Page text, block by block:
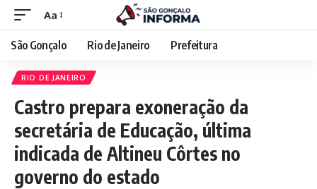
Aa
São Gonçalo Rio de Janeiro Prefeitura
RIO DE JANEIRO
Castro prepara exoneração da
secretária de Educação, última
indicada de Altineu Côrtes no
governo do estado